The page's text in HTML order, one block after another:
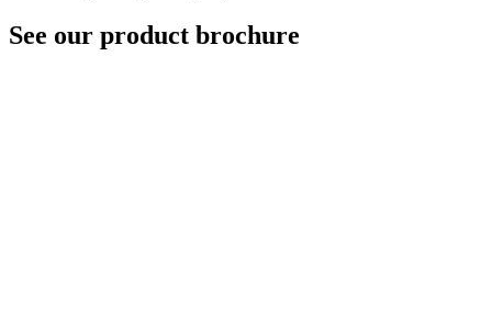
See our product brochure